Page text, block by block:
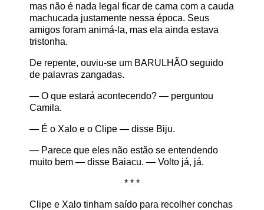
mas não é nada legal ficar de cama com a cauda
machucada justamente nessa época. Seus
amigos foram animá-la, mas ela ainda estava
tristonha.
De repente, ouviu-se um BARULHÃO seguido
de palavras zangadas.
— O que estará acontecendo? — perguntou
Camila.
— É o Xalo e o Clipe — disse Biju.
— Parece que eles não estão se entendendo
muito bem — disse Baiacu. — Volto já, já.
* * *
Clipe e Xalo tinham saído para recolher conchas